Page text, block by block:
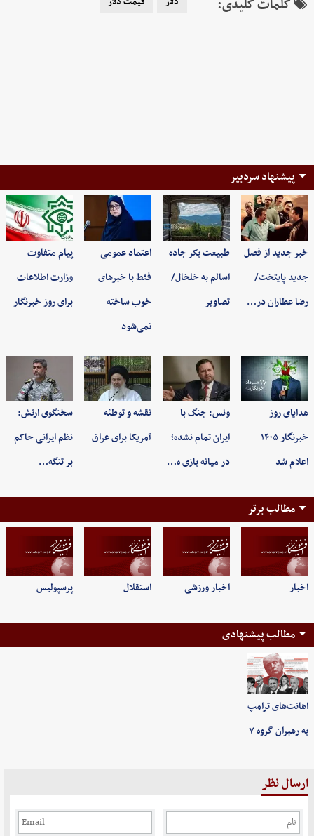
کلمات کلیدی:
پیشنهاد سردبیر
خبر جدید از فصل
جدید پایتخت/
رضا عطاران در…
طبیعت بکر جاده
اسالم به خلخال/
تصاویر
اعتماد عمومی
فقط با خبرهای
خوب ساخته
نمی‌شود
پیام متفاوت
وزارت اطلاعات
برای روز خبرنگار
هدایای روز
خبرنگار ۱۴۰۵
اعلام شد
ونس: جنگ با
ایران تمام نشده؛
در میانه بازی ه…
نقشه و توطئه
آمریکا برای عراق
سخنگوی ارتش:
نظم ایرانی حاکم
بر تنگه…
مطالب برتر
اخبار اخبار ورزشی استقلال پرسپولیس
مطالب پیشنهادی
اهانت‌های ترامپ
به رهبران گروه ۷
ارسال نظر